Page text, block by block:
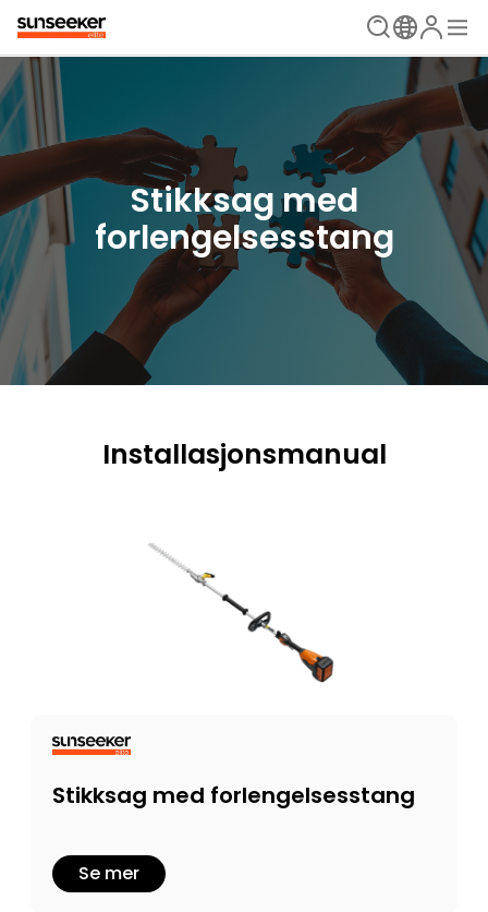
Stikksag med
forlengelsesstang
Installasjonsmanual
Stikksag med forlengelsesstang
Se mer